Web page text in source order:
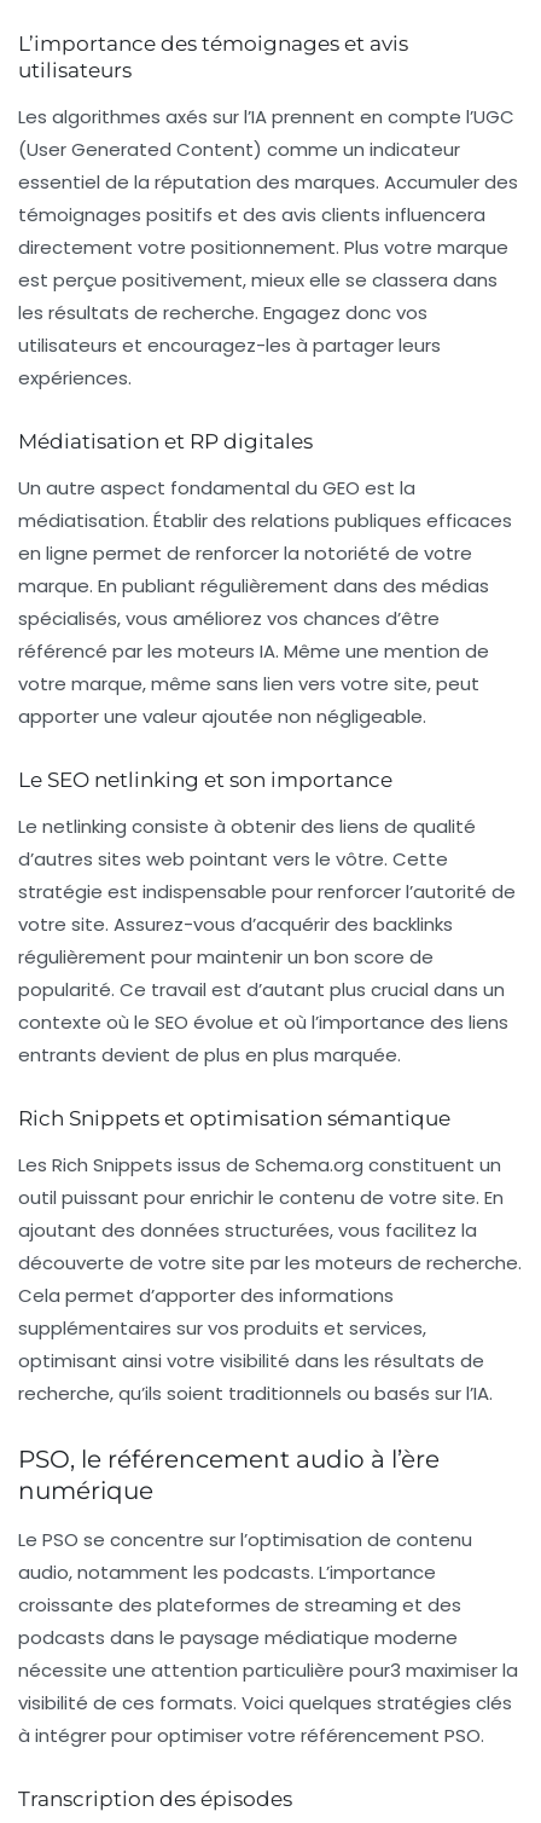
L’importance des témoignages et avis
utilisateurs
Les algorithmes axés sur l’IA prennent en compte l’UGC
(User Generated Content) comme un indicateur
essentiel de la réputation des marques. Accumuler des
témoignages positifs et des avis clients influencera
directement votre positionnement. Plus votre marque
est perçue positivement, mieux elle se classera dans
les résultats de recherche. Engagez donc vos
utilisateurs et encouragez-les à partager leurs
expériences.
Médiatisation et RP digitales
Un autre aspect fondamental du GEO est la
médiatisation. Établir des relations publiques efficaces
en ligne permet de renforcer la notoriété de votre
marque. En publiant régulièrement dans des médias
spécialisés, vous améliorez vos chances d’être
référencé par les moteurs IA. Même une mention de
votre marque, même sans lien vers votre site, peut
apporter une valeur ajoutée non négligeable.
Le SEO netlinking et son importance
Le netlinking consiste à obtenir des liens de qualité
d’autres sites web pointant vers le vôtre. Cette
stratégie est indispensable pour renforcer l’autorité de
votre site. Assurez-vous d’acquérir des backlinks
régulièrement pour maintenir un bon score de
popularité. Ce travail est d’autant plus crucial dans un
contexte où le SEO évolue et où l’importance des liens
entrants devient de plus en plus marquée.
Rich Snippets et optimisation sémantique
Les Rich Snippets issus de Schema.org constituent un
outil puissant pour enrichir le contenu de votre site. En
ajoutant des données structurées, vous facilitez la
découverte de votre site par les moteurs de recherche.
Cela permet d’apporter des informations
supplémentaires sur vos produits et services,
optimisant ainsi votre visibilité dans les résultats de
recherche, qu’ils soient traditionnels ou basés sur l’IA.
PSO, le référencement audio à l’ère
numérique
Le PSO se concentre sur l’optimisation de contenu
audio, notamment les podcasts. L’importance
croissante des plateformes de streaming et des
podcasts dans le paysage médiatique moderne
nécessite une attention particulière pour3 maximiser la
visibilité de ces formats. Voici quelques stratégies clés
à intégrer pour optimiser votre référencement PSO.
Transcription des épisodes